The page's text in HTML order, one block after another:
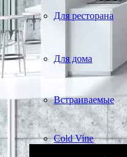
Для ресторана
Для дома
Встраиваемые
Cold Vine